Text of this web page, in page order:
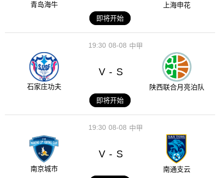
青岛海牛
上海申花
即将开始
08-08
19:30 中甲
石家庄功夫
V - S
陕西联合月亮泊队
即将开始
08-08
19:30 中甲
南京城市
V - S
南通支云